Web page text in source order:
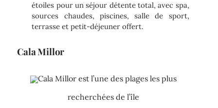
étoiles pour un séjour détente total, avec spa,
sources chaudes, piscines, salle de sport,
terrasse et petit-déjeuner offert.
Cala Millor
Cala Millor est l’une des plages les plus
recherchées de l’île